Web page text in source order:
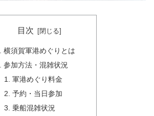
目次
横須賀軍港めぐりとは
参加方法・混雑状況
軍港めぐり料金
予約・当日参加
乗船混雑状況